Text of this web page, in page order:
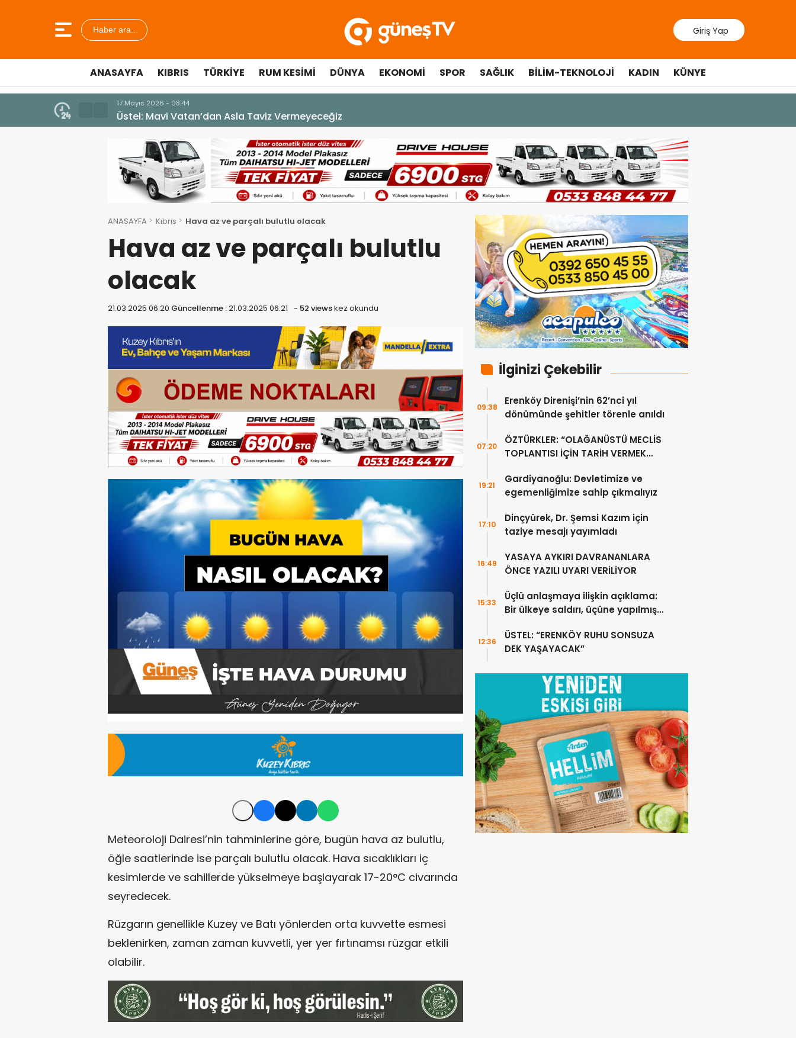
Haber ara... Giriş Yap
ANASAYFA KIBRIS TÜRKIYE RUM KESIMI DÜNYA EKONOMI SPOR SAĞLIK BILIM-TEKNOLOJI KADIN KÜNYE
7 Ağustos 2026 - 12:36
ÜSTEL: “ERENKÖY RUHU SONSUZA DEK YAŞAYACAK”
ANASAYFA Kıbrıs Hava az ve parçalı bulutlu olacak
Hava az ve parçalı bulutlu
olacak
21.03.2025 06:20 Güncellenme :21.03.2025 06:21 - 52 viewskez okundu
Meteoroloji Dairesi’nin tahminlerine göre, bugün hava az bulutlu,
öğle saatlerinde ise parçalı bulutlu olacak. Hava sıcaklıkları iç
kesimlerde ve sahillerde yükselmeye başlayarak 17-20°C civarında
seyredecek.
Rüzgarın genellikle Kuzey ve Batı yönlerden orta kuvvette esmesi
beklenirken, zaman zaman kuvvetli, yer yer fırtınamsı rüzgar etkili
olabilir.
İlginizi Çekebilir
Erenköy Direnişi’nin 62’nci yıl
dönümünde şehitler törenle anıldı
09:38
ÖZTÜRKLER: “OLAĞANÜSTÜ MECLİS
TOPLANTISI İÇİN TARİH VERMEK
07:20
Gardiyanoğlu: Devletimize ve
egemenliğimize sahip çıkmalıyız
19:21
Dinçyürek, Dr. Şemsi Kazım için
taziye mesajı yayımladı
17:10
YASAYA AYKIRI DAVRANANLARA
ÖNCE YAZILI UYARI VERİLİYOR
16:49
Üçlü anlaşmaya ilişkin açıklama:
Bir ülkeye saldırı, üçüne yapılmış
15:33
ÜSTEL: “ERENKÖY RUHU SONSUZA
DEK YAŞAYACAK”
12:36